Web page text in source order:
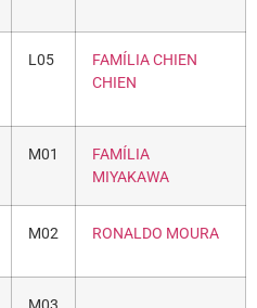
L05
FAMÍLIA CHIEN
CHIEN
M01
FAMÍLIA
MIYAKAWA
M02 RONALDO MOURA